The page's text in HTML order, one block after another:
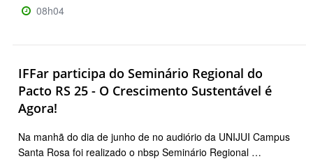
08h04
IFFar participa do Seminário Regional do
Pacto RS 25 - O Crescimento Sustentável é
Agora!
Na manhã do dia de junho de no audiório da UNIJUI Campus
Santa Rosa foi realizado o nbsp Seminário Regional …